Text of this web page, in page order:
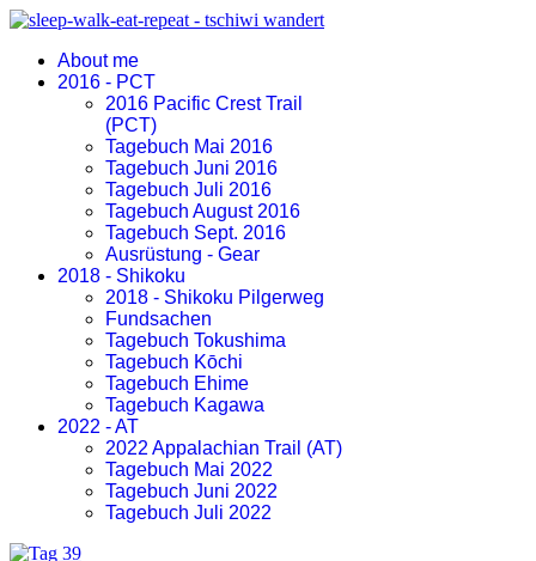
About me
2016 - PCT
2016 Pacific Crest Trail
(PCT)
Tagebuch Mai 2016
Tagebuch Juni 2016
Tagebuch Juli 2016
Tagebuch August 2016
Tagebuch Sept. 2016
Ausrüstung - Gear
2018 - Shikoku
2018 - Shikoku Pilgerweg
Fundsachen
Tagebuch Tokushima
Tagebuch Kōchi
Tagebuch Ehime
Tagebuch Kagawa
2022 - AT
2022 Appalachian Trail (AT)
Tagebuch Mai 2022
Tagebuch Juni 2022
Tagebuch Juli 2022